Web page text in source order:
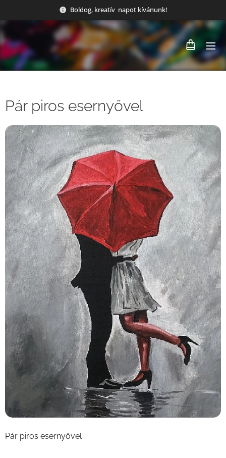
Boldog, kreatív napot kívánunk!
Pár piros esernyővel
Pár piros esernyővel